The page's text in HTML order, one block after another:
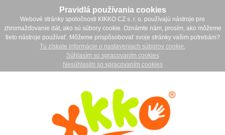
Pravidlá používania cookies
Webové stránky spoločnosti KIKKO CZ s. r. o. používajú nástroje pre
zhromažďovanie dát, ako sú súbory cookie. Oznámte nám, prosím, ako môžeme
tieto nástroje používať. Môžeme prispôsobovať svoje stránky vašim potrebám?
Tu získate informácie o nastaveniach súborov cookie.
Súhlasím so spracovaním cookies
Nesúhlasím so spracovaním cookies